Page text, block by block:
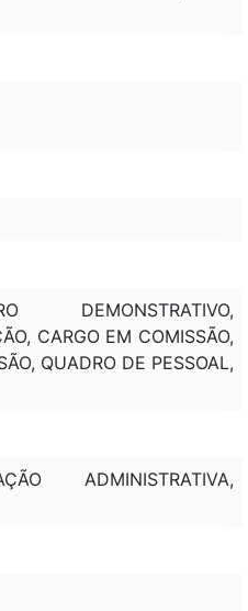
DEMONSTRATIVO,
CARGO EM COMISSÃO,
QUADRO DE PESSOAL,
ADMINISTRATIVA,